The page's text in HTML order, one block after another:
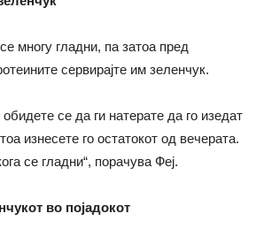
многу гладни, па затоа пред
сервирајте им зеленчук.
се да ги натерате да го изедат
изнесете го остатокот од вечерата.
се гладни“, порачува Феј.
во појадокот